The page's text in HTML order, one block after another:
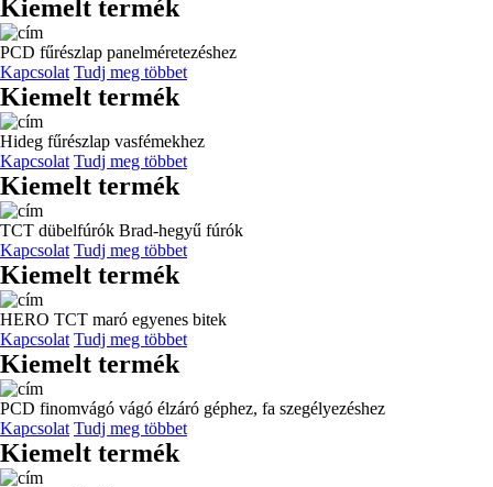
Kiemelt termék
PCD fűrészlap panelméretezéshez
Kapcsolat Tudj meg többet
Kiemelt termék
Hideg fűrészlap vasfémekhez
Kapcsolat Tudj meg többet
Kiemelt termék
TCT dübelfúrók Brad-hegyű fúrók
Kapcsolat Tudj meg többet
Kiemelt termék
HERO TCT maró egyenes bitek
Kapcsolat Tudj meg többet
Kiemelt termék
PCD finomvágó vágó élzáró géphez, fa szegélyezéshez
Kapcsolat Tudj meg többet
Kiemelt termék